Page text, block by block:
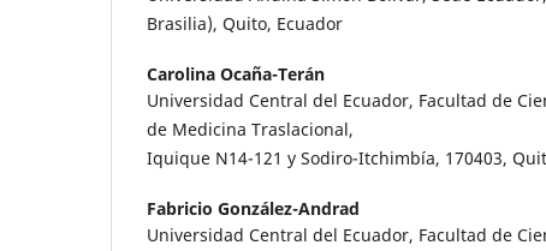
Brasilia), Quito, Ecuador
Carolina Ocaña-Terán
Universidad Central del Ecuador, Facultad de
de Medicina Traslacional,
Iquique N14-121 y Sodiro-Itchimbía, 170403,
Fabricio González-Andrad
Universidad Central del Ecuador, Facultad de